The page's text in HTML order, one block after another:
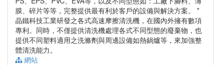
膜、碎片等等，完整提供最有利於客戶的設備與解決方案。 *
晶鐵科技工業研發之各式高速摩擦清洗機，在國內外擁有數項
專利。同時，不僅提供清洗機處理各式不同型態的廢棄物，也
提供不同塑料適用之洗滌劑與周邊設備如熱鍋爐等，來加強整
體清洗能力。
網站